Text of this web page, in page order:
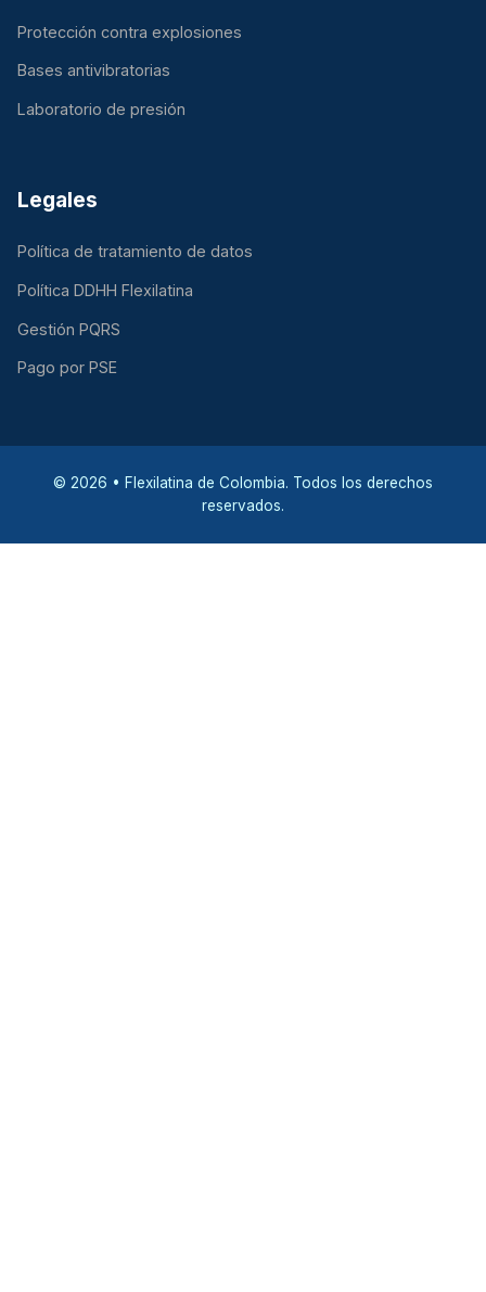
Protección contra explosiones
Bases antivibratorias
Laboratorio de presión
Legales
Política de tratamiento de datos
Política DDHH Flexilatina
Gestión PQRS
Pago por PSE
© 2026 • Flexilatina de Colombia. Todos los derechos
reservados.